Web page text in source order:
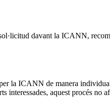
davant la ICANN,
la ICANN de manera
interessades, aquest procés